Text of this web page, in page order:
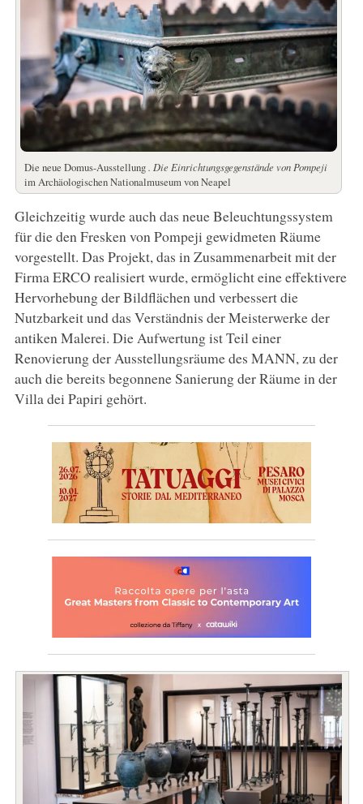
Die neue Domus-Ausstellung. Die Einrichtungsgegenstände von Pompeji
im Archäologischen Nationalmuseum von Neapel
Gleichzeitig wurde auch das neue Beleuchtungssystem
für die den Fresken von Pompeji gewidmeten Räume
vorgestellt. Das Projekt, das in Zusammenarbeit mit der
Firma ERCO realisiert wurde, ermöglicht eine effektivere
Hervorhebung der Bildflächen und verbessert die
Nutzbarkeit und das Verständnis der Meisterwerke der
antiken Malerei. Die Aufwertung ist Teil einer
Renovierung der Ausstellungsräume des MANN, zu der
auch die bereits begonnene Sanierung der Räume in der
Villa dei Papiri gehört.